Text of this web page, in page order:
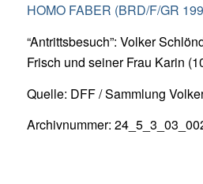
HOMO FABER (BRD/F/GR
“Antrittsbesuch”: Volker
Frisch und seiner Frau Karin
Quelle: DFF / Sammlung
Archivnummer: